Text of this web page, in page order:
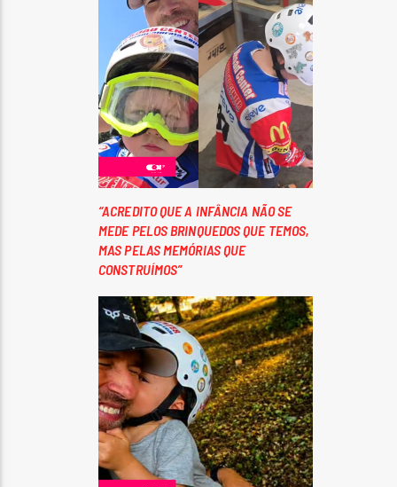
“ACREDITO QUE A INFÂNCIA NÃO SE
MEDE PELOS BRINQUEDOS QUE TEMOS,
MAS PELAS MEMÓRIAS QUE
CONSTRUÍMOS”